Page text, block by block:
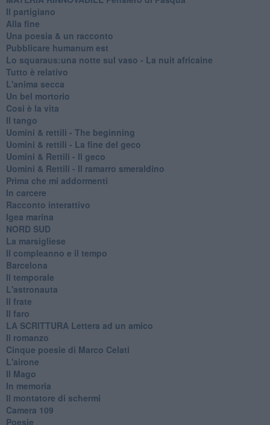
Il partigiano
Alla fine
Una poesia & un racconto
Pubblicare humanum est
Lo squaraus:una notte sul vaso - La nuit africaine
Tutto è relativo
L'anima secca
Un bel mortorio
Cosi è la vita
Il tango
​Uomini & rettili - The beginning
​Uomini & rettili - La fine del geco
Uomini & Rettili - Il geco
Uomini & Rettili - Il ramarro smeraldino
Prima che mi addormenti
In carcere
Racconto interattivo
Igea marina
​NORD SUD
La marsigliese
Il compleanno e il tempo
Barcelona
Il temporale
L'astronauta
Il frate
Il faro
​LA SCRITTURA Lettera ad un amico
Il romanzo
Cinque poesie di Marco Celati
L'airone
Il Mago
In memoria
Il montatore di schermi
Camera 109
Poesie